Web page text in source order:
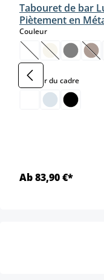
Tabouret de bar
Piètement en
Couleurselect
(Cette option n'est
(Cette option
Couleur du cadreselect
Ab 83,90 €*